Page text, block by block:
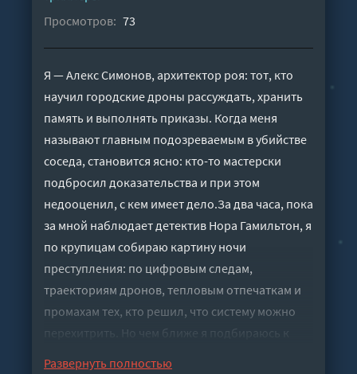
Просмотров: 73
Я — Алекс Симонов, архитектор роя: тот, кто
научил городские дроны рассуждать, хранить
память и выполнять приказы. Когда меня
называют главным подозреваемым в убийстве
соседа, становится ясно: кто-то мастерски
подбросил доказательства и при этом
недооценил, с кем имеет дело.За два часа, пока
за мной наблюдает детектив Нора Гамильтон, я
по крупицам собираю картину ночи
преступления: по цифровым следам,
траекториям дронов, тепловым отпечаткам и
промахам тех, кто решил, что систему можно
перехитрить. Но чем ближе я подбираюсь к
Развернуть полностью